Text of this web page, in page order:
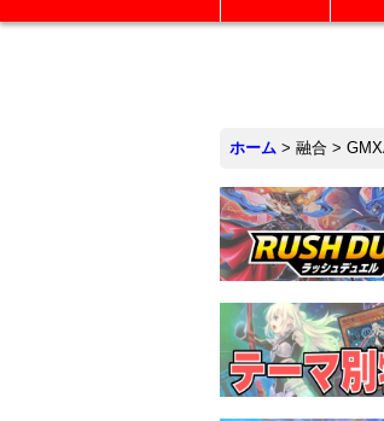
ホーム > 融合 >